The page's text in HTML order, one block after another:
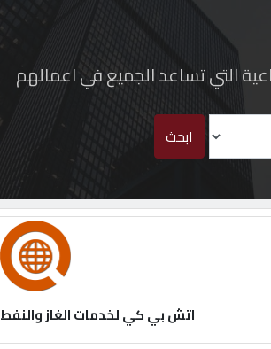
التي تساعد الجميع في اعمالهم
ابحث
اتش بي كي لخدمات الغاز والنفط hbk power cleaning